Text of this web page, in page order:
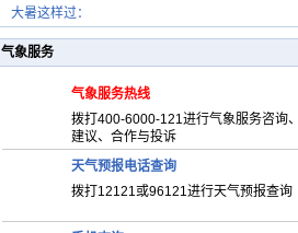
大暑这样过：
气象服务
气象服务热线
拨打400-6000-121进行气象服务咨询、
建议、合作与投诉
天气预报电话查询
拨打12121或96121进行天气预报查询